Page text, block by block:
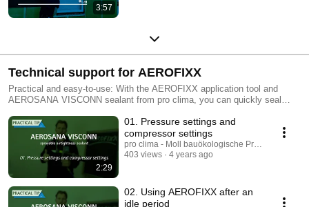
3:57
Technical support for AEROFIXX
Practical and easy-to-use: With the AEROFIXX application tool and
AEROSANA VISCONN sealant from pro clima, you can quickly seal
both indoors and outdoors! Thanks to its double functionality, this
convenient airtightness tool can spray sealant or else apply beads of
sealant. As a result, locations that are difficult to access are no longer a
problem! The best results are obtained when the sealant material is
inserted correctly, the technician is able to handle the device properly
and the AEROFIXX application tool is in perfect working order. To ensure
all of these requirements are achieved, we have produced a series of
short videos on the most important aspects of handling, working with and
2:29
01. Pressure settings and
compressor settings
pro clima - Moll bauökologische Produkte GmbH
403 views
4 years ago
02. Using AEROFIXX after an
idle period